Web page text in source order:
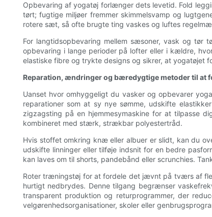
Opbevaring af yogatøj forlænger dets levetid. Fold
tørt; fugtige miljøer fremmer skimmelsvamp og
rotere sæt, så ofte brugte ting vaskes og luftes
For langtidsopbevaring mellem sæsoner, vask og
opbevaring i lange perioder på lofter eller i kældre,
elastiske fibre og trykte designs og sikrer, at yogatøjet
Reparation, ændringer og bæredygtige metoder til at
Uanset hvor omhyggeligt du vasker og opbevarer
reparationer som at sy nye sømme, udskifte
zigzagsting på en hjemmesymaskine for at tilpasse
kombineret med stærk, strækbar polyestertråd.
Hvis stoffet omkring knæ eller albuer er slidt, kan du
udskifte linninger eller tilføje indsnit for en bedre
kan laves om til shorts, pandebånd eller scrunchies.
Roter træningstøj for at fordele det jævnt på tværs af
hurtigt nedbrydes. Denne tilgang begrænser
transparent produktion og returprogrammer, der
velgørenhedsorganisationer, skoler eller